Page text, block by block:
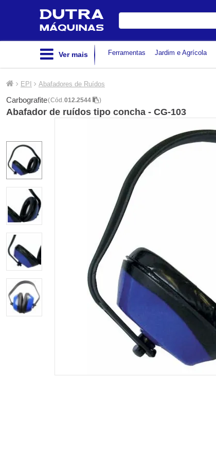
Digite
Ver mais Ferramentas Jardim e Agrícola
EPI Abafadores de Ruídos
Carbografite(Cód. 012.2544 )
Abafador de ruídos tipo concha - CG-103